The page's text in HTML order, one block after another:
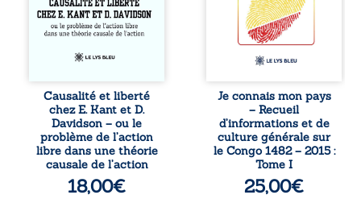
Davidson, cet
essai explore les
liens entre libre
déterminisme
responsabilité. De
la volonté
kantienne au
monisme anomal
de Davidson, il
interroge la
manière dont les
intentions et les
Causalité et liberté
chez E. Kant et D.
Davidson – ou le
problème de l’action
libre dans une théorie
causale de l’action
18,00€
nationale, il
entend combattre
l’ignorance, le
repli identitaire et
l’affaiblissement
patriotique.
Accessible à tous,
ce recueil offre
des repères
essentiels pour
mieux
comprendre le ...
Je connais mon pays
– Recueil
d’informations et de
culture générale sur
le Congo 1482 – 2015 :
Tome I
25,00€